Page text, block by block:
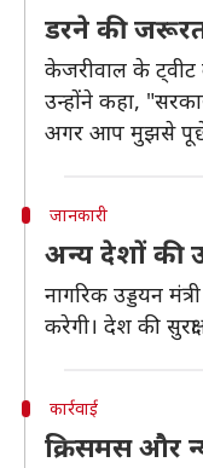
डरने की जरूरत
केजरीवाल के ट्वीट
उन्होंने कहा,
अगर आप मुझसे पूछें
जानकारी
अन्य देशों की
नागरिक उड्डयन
करेगी। देश की
कार्रवाई
क्रिसमस और